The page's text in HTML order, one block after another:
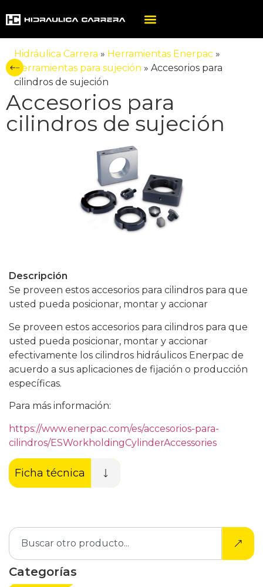
Hidráulica Carrera » Herramientas Enerpac »
Herramientas para sujeción »Accesorios para
cilindros de sujeción
Accesorios para
cilindros de sujeción
Descripción
Se proveen estos accesorios para cilindros para que
usted pueda posicionar, montar y accionar
Se proveen estos accesorios para cilindros para que
usted pueda posicionar, montar y accionar
efectivamente los cilindros hidráulicos Enerpac de
acuerdo a sus aplicaciones de fijación o producción
específicas.
Para más información:
https://www.enerpac.com/es/accesorios-para-
cilindros/ESWorkholdingCylinderAccessories
Ficha técnica
Categorías